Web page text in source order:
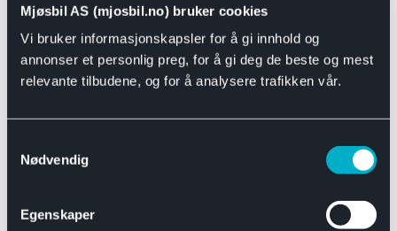
Mjøsbil AS (mjosbil.no) bruker cookies
Vi bruker informasjonskapsler for å gi innhold og
annonser et personlig preg, for å gi deg de beste og mest
relevante tilbudene, og for å analysere trafikken vår.
Nødvendig
Egenskaper
Se alle Universal
Bremsedeler
Se alle Bremsedeler
Bremsenippler
Drivline og motor
Se alle Drivline og motor
Eksosanlegg